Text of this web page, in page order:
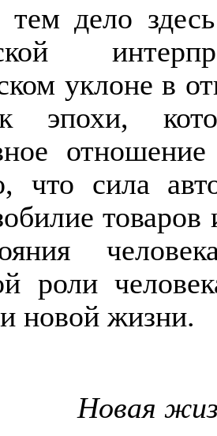
дело
уклоне в
эпохи,
что сила
роли
новой жизни.
Новая